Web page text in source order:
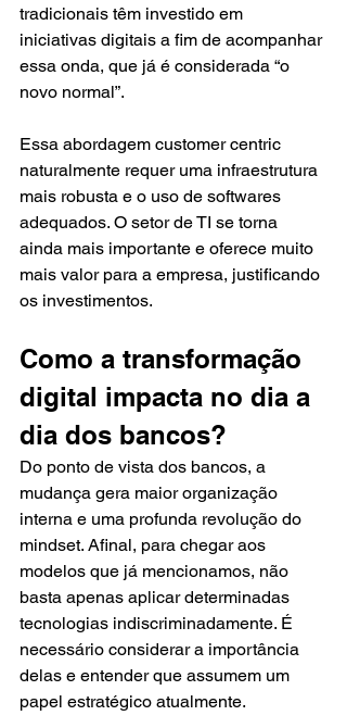
tradicionais têm investido em
iniciativas digitais a fim de acompanhar
essa onda, que já é considerada “o
novo normal”.
Essa abordagem customer centric
naturalmente requer uma infraestrutura
mais robusta e o uso de softwares
adequados. O setor de TI se torna
ainda mais importante e oferece muito
mais valor para a empresa, justificando
os investimentos.
Como a transformação
digital impacta no dia a
dia dos bancos?
Do ponto de vista dos bancos, a
mudança gera maior organização
interna e uma profunda revolução do
mindset. Afinal, para chegar aos
modelos que já mencionamos, não
basta apenas aplicar determinadas
tecnologias indiscriminadamente. É
necessário considerar a importância
delas e entender que assumem um
papel estratégico atualmente.